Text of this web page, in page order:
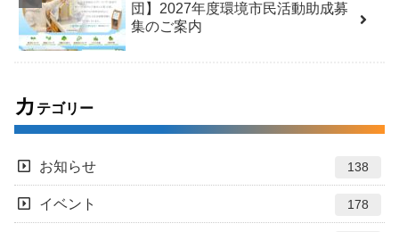
団】2027年度環境市民活動助成募
集のご案内
カ テゴリー
お知らせ 138
イベント 178